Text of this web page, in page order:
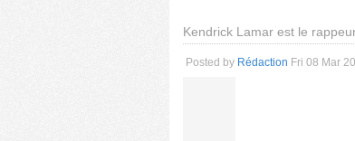
Kendrick Lamar est le
Posted by Rédaction Fri 08 Mar